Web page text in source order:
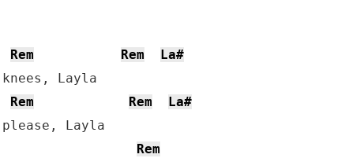
Rem Rem
La#
Layla
Rem Rem
La#
Rem